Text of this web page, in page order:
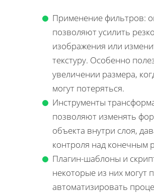
Применение фильтров:
позволяют усилить
изображения или
текстуру. Особенно
увеличении размера,
могут потеряться.
Инструменты
позволяют изменять
объекта внутри слоя,
контроля над конечным
Плагин-шаблоны и
некоторые из них могут
автоматизировать